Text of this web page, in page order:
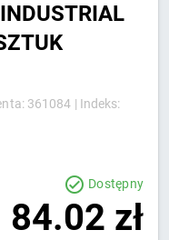
361084 | Indeks:
Dostępny
84.02 zł